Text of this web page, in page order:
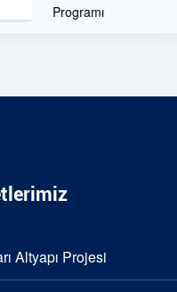
Altyapı Projesi